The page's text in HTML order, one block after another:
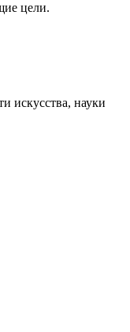
цели.
искусства, науки